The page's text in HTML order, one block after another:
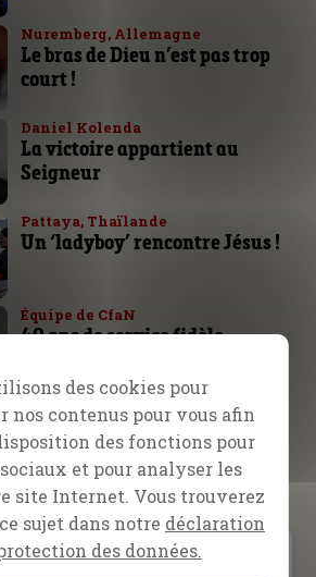
Nuremberg, Allemagne
Le bras de Dieu n’est pas trop
court !
Daniel Kolenda
La victoire appartient au
Seigneur
Pattaya, Thaïlande
Un ‘ladyboy’ rencontre Jésus !
Équipe de CfaN
40 ans de service fidèle
Fire26
Là où est l’Esprit, là est la
liberté !
des cookies pour
nos contenus pour vous afin
des fonctions pour
et pour analyser les
site Internet. Vous trouverez
sujet dans notre déclaration
des données.